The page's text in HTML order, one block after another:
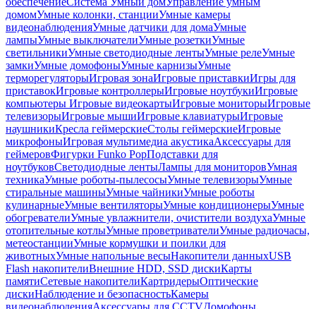
домомУмные колонки, станцииУмные камеры
видеонаблюденияУмные датчики для домаУмные
лампыУмные выключателиУмные розеткиУмные
светильникиУмные светодиодные лентыУмные релеУмные
замкиУмные домофоныУмные карнизыУмные
терморегуляторыИгровая зонаИгровые приставкиИгры для
приставокИгровые контроллерыИгровые ноутбукиИгровые
компьютеры Игровые видеокартыИгровые мониторыИгровые
телевизорыИгровые мышиИгровые клавиатурыИгровые
наушникиКресла геймерскиеСтолы геймерскиеИгровые
микрофоныИгровая мультимедиа акустикаАксессуары для
геймеровФигурки Funko PopПодставки для
ноутбуковСветодиодные лентыЛампы для мониторовУмная
техникаУмные роботы-пылесосыУмные телевизорыУмные
стиральные машиныУмные чайникиУмные роботы
кулинарныеУмные вентиляторыУмные кондиционерыУмные
обогревателиУмные увлажнители, очистители воздухаУмные
отопительные котлыУмные проветривателиУмные радиочасы,
метеостанцииУмные кормушки и поилки для
животныхУмные напольные весыНакопители данныхUSB
Flash накопителиВнешние HDD, SSD дискиКарты
памятиСетевые накопителиКартридерыОптические
дискиНаблюдение и безопасностьКамеры
видеонаблюденияАксессуары для CCTVДомофоны,